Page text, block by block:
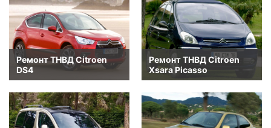
Ремонт ТНВД Citroen
DS4
Ремонт ТНВД Citroen
Xsara Picasso